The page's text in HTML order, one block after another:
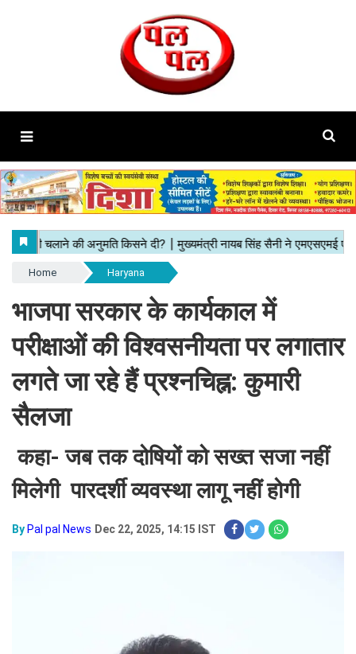
Home Haryana
भाजपा सरकार के कार्यकाल में
परीक्षाओं की विश्वसनीयता पर लगातार
लगते जा रहे हैं प्रश्नचिह्न: कुमारी
सैलजा
कहा- जब तक दोषियों को सख्त सजा नहीं
मिलेगी पारदर्शी व्यवस्था लागू नहीं होगी
By Pal pal News Dec 22, 2025, 14:15 IST